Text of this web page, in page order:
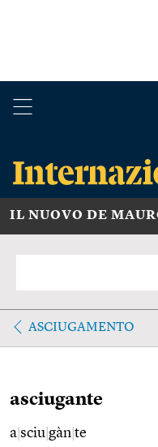
IL NUOVO DE
ASCIUGAMENTO
asciugante
a sciu gàn te